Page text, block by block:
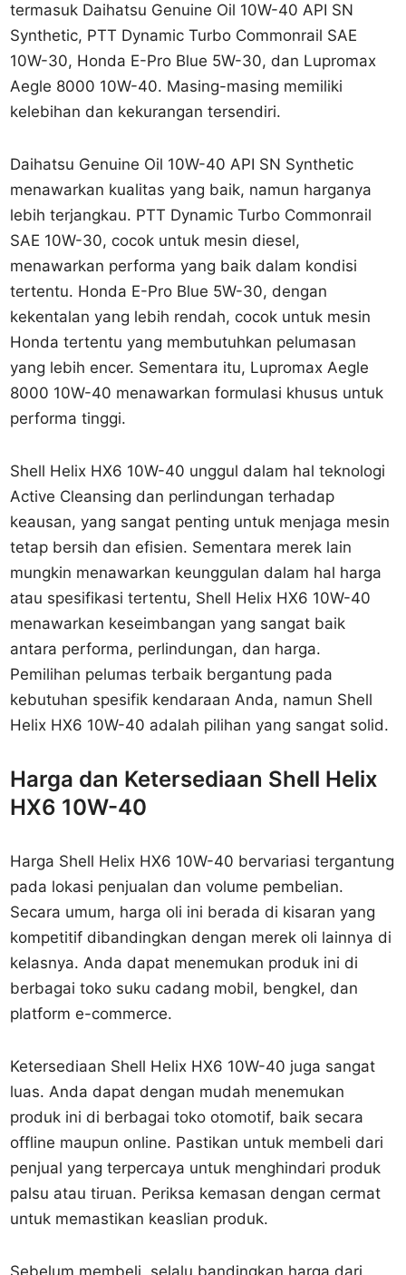
termasuk Daihatsu Genuine Oil 10W-40 API SN
Synthetic, PTT Dynamic Turbo Commonrail SAE
10W-30, Honda E-Pro Blue 5W-30, dan Lupromax
Aegle 8000 10W-40. Masing-masing memiliki
kelebihan dan kekurangan tersendiri.
Daihatsu Genuine Oil 10W-40 API SN Synthetic
menawarkan kualitas yang baik, namun harganya
lebih terjangkau. PTT Dynamic Turbo Commonrail
SAE 10W-30, cocok untuk mesin diesel,
menawarkan performa yang baik dalam kondisi
tertentu. Honda E-Pro Blue 5W-30, dengan
kekentalan yang lebih rendah, cocok untuk mesin
Honda tertentu yang membutuhkan pelumasan
yang lebih encer. Sementara itu, Lupromax Aegle
8000 10W-40 menawarkan formulasi khusus untuk
performa tinggi.
Shell Helix HX6 10W-40 unggul dalam hal teknologi
Active Cleansing dan perlindungan terhadap
keausan, yang sangat penting untuk menjaga mesin
tetap bersih dan efisien. Sementara merek lain
mungkin menawarkan keunggulan dalam hal harga
atau spesifikasi tertentu, Shell Helix HX6 10W-40
menawarkan keseimbangan yang sangat baik
antara performa, perlindungan, dan harga.
Pemilihan pelumas terbaik bergantung pada
kebutuhan spesifik kendaraan Anda, namun Shell
Helix HX6 10W-40 adalah pilihan yang sangat solid.
Harga dan Ketersediaan Shell Helix
HX6 10W-40
Harga Shell Helix HX6 10W-40 bervariasi tergantung
pada lokasi penjualan dan volume pembelian.
Secara umum, harga oli ini berada di kisaran yang
kompetitif dibandingkan dengan merek oli lainnya di
kelasnya. Anda dapat menemukan produk ini di
berbagai toko suku cadang mobil, bengkel, dan
platform e-commerce.
Ketersediaan Shell Helix HX6 10W-40 juga sangat
luas. Anda dapat dengan mudah menemukan
produk ini di berbagai toko otomotif, baik secara
offline maupun online. Pastikan untuk membeli dari
penjual yang terpercaya untuk menghindari produk
palsu atau tiruan. Periksa kemasan dengan cermat
untuk memastikan keaslian produk.